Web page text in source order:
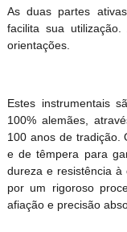
As duas partes
facilita sua
orientações.
Estes instrumentais
100% alemães,
100 anos de tradição.
e de têmpera para
dureza e resistência à
por um rigoroso
afiação e precisão